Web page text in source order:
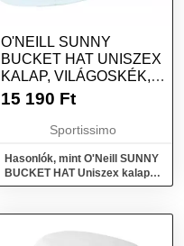
O'NEILL SUNNY
BUCKET HAT UNISZEX
KALAP, VILÁGOSKÉK,
MÉRET
15 190 Ft
Sportissimo
Hasonlók, mint O'Neill SUNNY
BUCKET HAT Uniszex kalap,
világoskék, méret